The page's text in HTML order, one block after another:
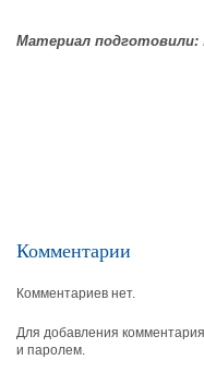
Материал подготовили:
Комментарии
Комментариев нет.
Для добавления
и паролем.